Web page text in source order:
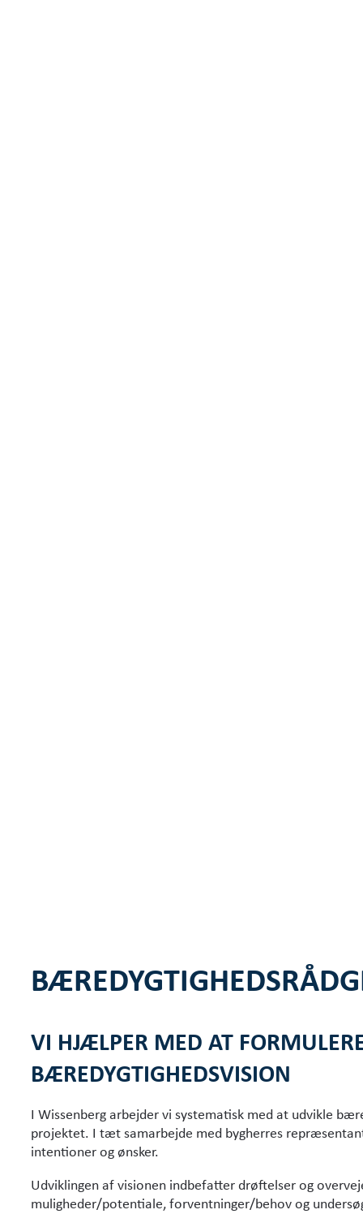
VI HJÆLPER MED AT
BÆREDYGTIGHEDS­VISION
I Wissenberg arbejder vi systematisk med at udvikle
projektet. I tæt samar­bejde med bygherres
intentioner og ønsker.
Udviklingen af visionen indbefatter drøftelser og
muligheder/potentiale, forventnin­ger/behov og